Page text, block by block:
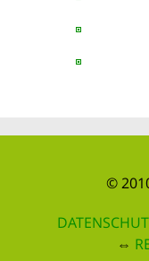
©
⇔